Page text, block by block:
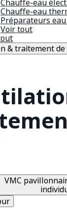
Chauffe-eau
Chauffe-eau
Préparateurs
Voir tout
& traitement de
VMC